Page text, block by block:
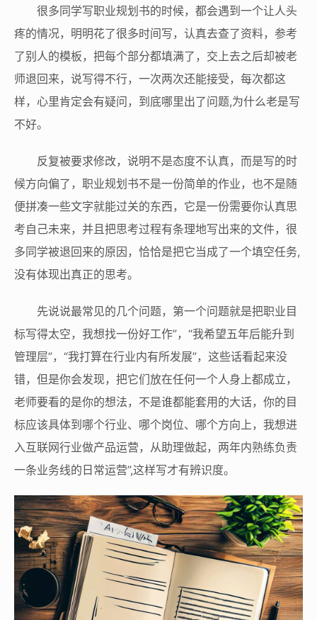
很多同学写职业规划书的时候，都会遇到一个让人头
疼的情况，明明花了很多时间写，认真去查了资料，参考
了别人的模板，把每个部分都填满了，交上去之后却被老
师退回来，说写得不行，一次两次还能接受，每次都这
样，心里肯定会有疑问，到底哪里出了问题,为什么老是写
不好。
反复被要求修改，说明不是态度不认真，而是写的时
候方向偏了，职业规划书不是一份简单的作业，也不是随
便拼凑一些文字就能过关的东西，它是一份需要你认真思
考自己未来，并且把思考过程有条理地写出来的文件，很
多同学被退回来的原因，恰恰是把它当成了一个填空任务,
没有体现出真正的思考。
先说说最常见的几个问题，第一个问题就是把职业目
标写得太空，我想找一份好工作”，“我希望五年后能升到
管理层”，“我打算在行业内有所发展”，这些话看起来没
错，但是你会发现，把它们放在任何一个人身上都成立，
老师要看的是你的想法，不是谁都能套用的大话，你的目
标应该具体到哪个行业、哪个岗位、哪个方向上，我想进
入互联网行业做产品运营，从助理做起，两年内熟练负责
一条业务线的日常运营”,这样写才有辨识度。